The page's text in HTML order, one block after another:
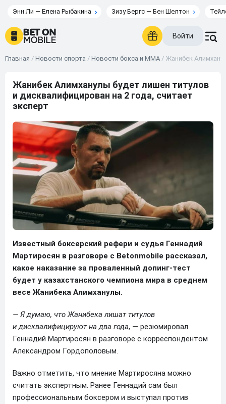
Энн Ли — Елена Рыбакина Зизу Бергс — Бен Шелтон
Войти
Главная / Новости спорта / Новости бокса и ММА / Жанибек
Жанибек Алимханулы будет лишен титулов
и дисквалифицирован на 2 года, считает
эксперт
Известный боксерский рефери и судья Геннадий
Мартиросян в разговоре с Betonmobile рассказал,
какое наказание за проваленный допинг-тест
будет у казахстанского чемпиона мира в среднем
весе Жанибека Алимханулы.
— Я думаю, что Жанибека лишат титулов
и дисквалифицируют на два года, — резюмировал
Геннадий Мартиросян в разговоре с корреспондентом
Александром Гордополовым.
Важно отметить, что мнение Мартиросяна можно
считать экспертным. Ранее Геннадий сам был
профессиональным боксером и выступал против